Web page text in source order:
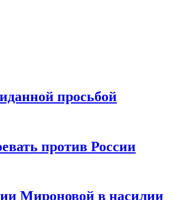
просьбой
против России
Мироновой в насилии